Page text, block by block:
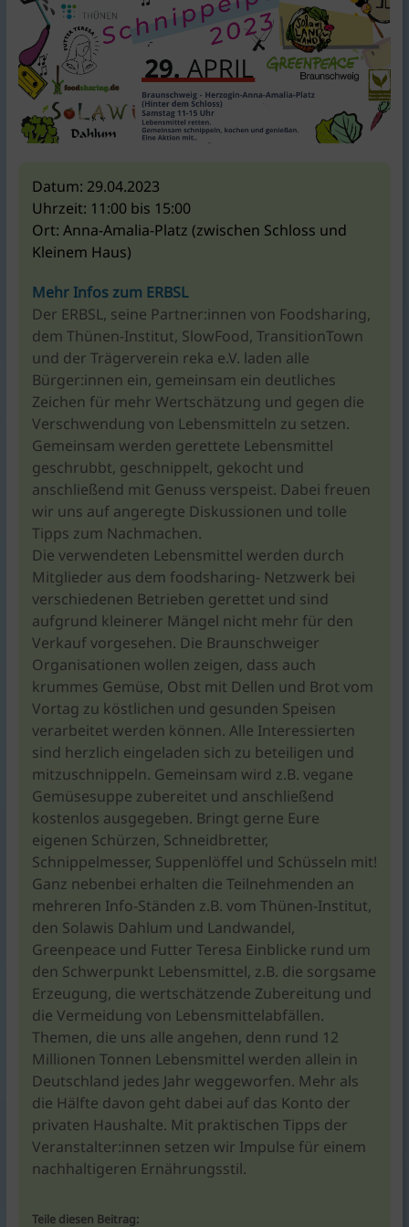
bietet
Beratung
und
Förderkonzepte
rund
um
für
Bauen,
Energie,
Mobilität,
Ernährung,
Konsum.
Datum: 29.04.2023
Uhrzeit: 11:00 bis 15:00
Ort: Anna-Amalia-Platz (zwischen Schloss und
Kleinem Haus)
Mehr Infos zum ERBSL
Der ERBSL, seine Partner:innen von Foodsharing,
dem Thünen-Institut, SlowFood, TransitionTown
und der Trägerverein reka e.V. laden alle
Bürger:innen ein, gemeinsam ein deutliches
Zeichen für mehr Wertschätzung und gegen die
Verschwendung von Lebensmitteln zu setzen.
Gemeinsam werden gerettete Lebensmittel
geschrubbt, geschnippelt, gekocht und
anschließend mit Genuss verspeist. Dabei freuen
wir uns auf angeregte Diskussionen und tolle
Tipps zum Nachmachen.
Die verwendeten Lebensmittel werden durch
Mitglieder aus dem foodsharing- Netzwerk bei
verschiedenen Betrieben gerettet und sind
aufgrund kleinerer Mängel nicht mehr für den
Verkauf vorgesehen. Die Braunschweiger
Organisationen wollen zeigen, dass auch
krummes Gemüse, Obst mit Dellen und Brot vom
Vortag zu köstlichen und gesunden Speisen
verarbeitet werden können. Alle Interessierten
sind herzlich eingeladen sich zu beteiligen und
mitzuschnippeln. Gemeinsam wird z.B. vegane
Gemüsesuppe zubereitet und anschließend
kostenlos ausgegeben. Bringt gerne Eure
eigenen Schürzen, Schneidbretter,
Schnippelmesser, Suppenlöffel und Schüsseln mit!
Ganz nebenbei erhalten die Teilnehmenden an
mehreren Info-Ständen z.B. vom Thünen-Institut,
den Solawis Dahlum und Landwandel,
Greenpeace und Futter Teresa Einblicke rund um
den Schwerpunkt Lebensmittel, z.B. die sorgsame
Erzeugung, die wertschätzende Zubereitung und
die Vermeidung von Lebensmittelabfällen.
Themen, die uns alle angehen, denn rund 12
Millionen Tonnen Lebensmittel werden allein in
Deutschland jedes Jahr weggeworfen. Mehr als
die Hälfte davon geht dabei auf das Konto der
privaten Haushalte. Mit praktischen Tipps der
Veranstalter:innen setzen wir Impulse für einem
nachhaltigeren Ernährungsstil.
Teile diesen Beitrag: